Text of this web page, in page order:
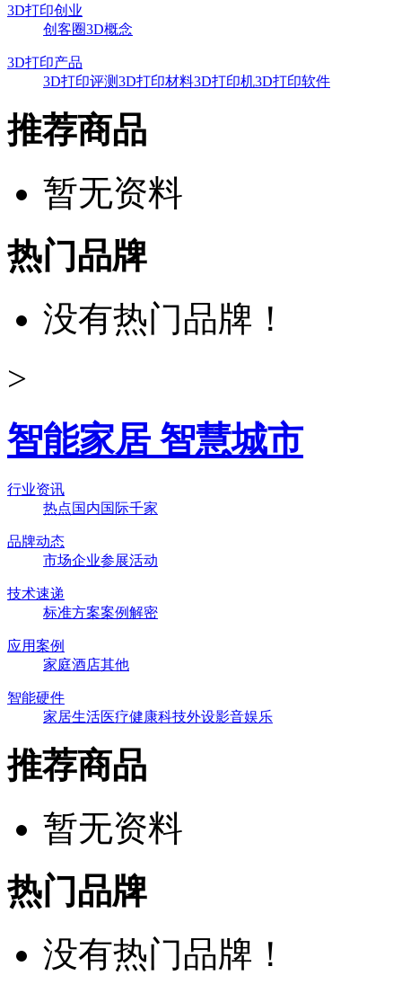
3D打印创业
创客圈3D概念
3D打印产品
3D打印评测3D打印材料3D打印机3D打印软件
推荐商品
暂无资料
热门品牌
没有热门品牌！
>
智能家居 智慧城市
行业资讯
热点国内国际千家
品牌动态
市场企业参展活动
技术速递
标准方案案例解密
应用案例
家庭酒店其他
智能硬件
家居生活医疗健康科技外设影音娱乐
推荐商品
暂无资料
热门品牌
没有热门品牌！